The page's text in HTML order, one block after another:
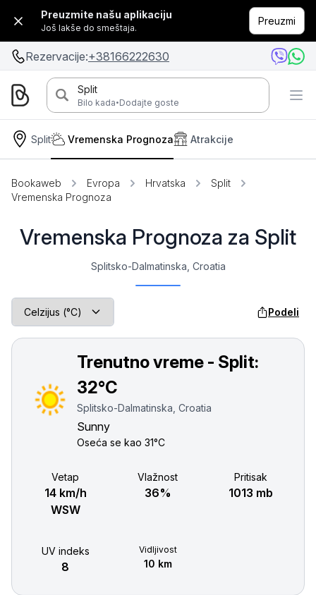
Preuzmite našu aplikaciju
Još lakše do smeštaja.
Preuzmi
Rezervacije:+38166222630
Split
Bilo kada·Dodajte goste
Split Atrakcije
Vremenska Prognoza
Bookaweb Evropa Hrvatska
Split
Vremenska Prognoza
Vremenska Prognoza za Split
Splitsko-Dalmatinska, Croatia
Podeli
Trenutno vreme - Split:
32°C
Splitsko-Dalmatinska, Croatia
Sunny
Oseća se kao31°C
Vetар
14 km/h
WSW
Vlažnost
36%
Pritisak
1013 mb
UV indeks
8
Vidljivost
10 km